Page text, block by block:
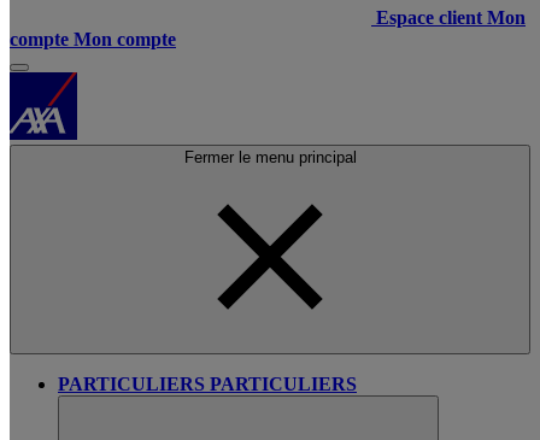
Espace client Mon
compte Mon compte
Fermer le menu principal
PARTICULIERS PARTICULIERS